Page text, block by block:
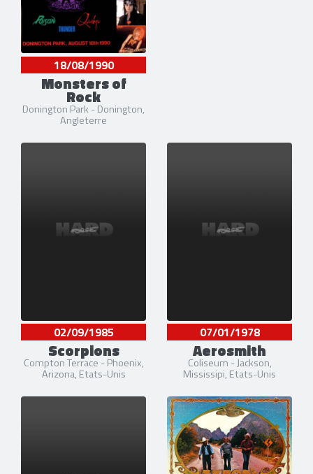
18/08/1990
Monsters of
Rock
Donington Park - Donington,
Angleterre
02/09/1985
Scorpions
Compton Terrace - Phoenix,
Arizona, Etats-Unis
07/01/1978
Aerosmith
Coliseum - Jackson,
Mississipi, Etats-Unis